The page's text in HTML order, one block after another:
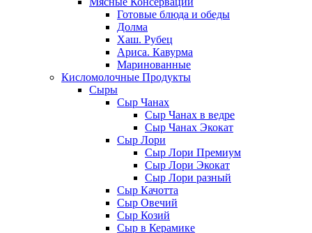
Готовые блюда и обеды
Долма
Хаш. Рубец
Ариса. Кавурма
Маринованные
Кисломолочные Продукты
Сыры
Сыр Чанах
Сыр Чанах в ведре
Сыр Чанах Экокат
Сыр Лори
Сыр Лори Премиум
Сыр Лори Экокат
Сыр Лори разный
Сыр Качотта
Сыр Овечий
Сыр Козий
Сыр в Керамике